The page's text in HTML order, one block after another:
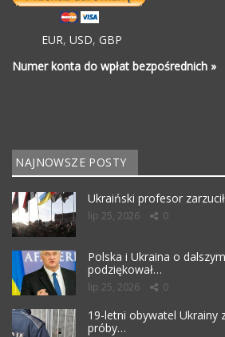
EUR, USD, GBP
Numer konta do wpłat bezpośrednich »
NAJNOWSZE POSTY
Ukraiński profesor
lip 25, 2026 0
Polska i Ukraina o
podziękował…
lip 25, 2026 0
19-letni obywatel Ukrainy
próby…